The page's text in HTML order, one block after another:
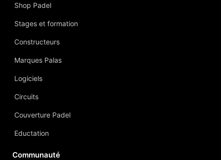
Shop Padel
Stages et formation
Constructeurs
Marques Palas
Logiciels
Circuits
Couverture Padel
Eductation
Communauté